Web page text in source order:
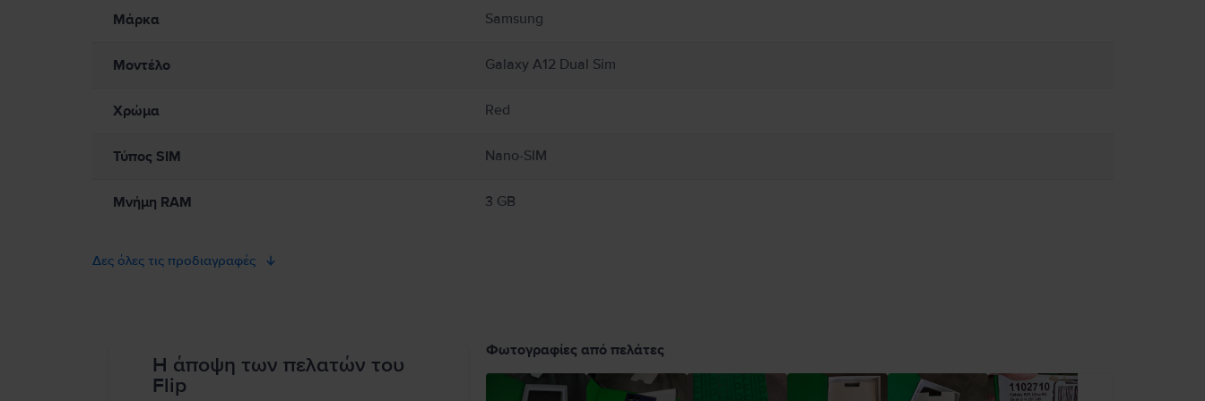
Παρακαλώ διαβάστε το εγχειρίδιο.
Μάρκα Samsung
Μοντέλο Galaxy A12 Dual Sim
Χρώμα Red
Τύπος SIM Nano-SIM
Μνήμη RAM 3 GB
Δες όλες τις προδιαγραφές
Η άποψη των πελατών του
Flip
Φωτογραφίες από πελάτες